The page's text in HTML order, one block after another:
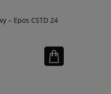
– Epos CSTD 24